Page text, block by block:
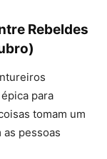
Rebeldes
para
tomam um
pessoas